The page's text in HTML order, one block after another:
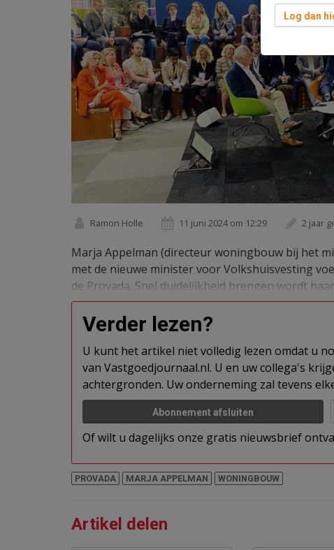
Ramon Holle 11 juni 2024 om 12:29 2 jaar
Marja Appelman (directeur woningbouw bij het
met de nieuwe minister voor Volkshuisvesting
de Provada. Snel duidelijkheid brengen wordt
Verder lezen?
U kunt het artikel niet volledig lezen omdat u
van Vastgoedjournaal.nl. U en uw collega's
achtergronden. Uw onderneming zal tevens
Abonnement afsluiten
Of wilt u dagelijks onze gratis nieuwsbrief
PROVADA MARJA APPELMAN WONINGBOUW
Artikel delen
Log dan